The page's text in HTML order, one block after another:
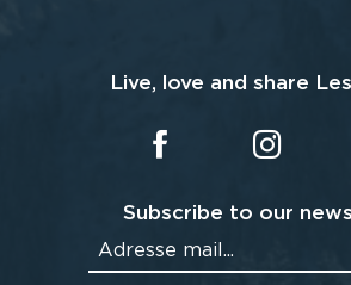
Live, love and share
Subscribe to our